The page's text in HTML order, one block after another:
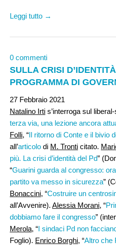
Leggi tutto →
0 commenti
SULLA CRISI
PROGRAMMA DI
27 Febbraio 2021
Natalino Irti s’interroga sul
terza via, una lezione ancora
Folli, “Il ritorno di Conte e il bivio
all’articolo di M. Tronti citato.
più. La crisi d’identità del Pd”
“Guarini guarda al congresso:
partito va messo in sicurezza”
Bonaccini, “Costruire un
all’Avvenire). Alessia Morani, “
dobbiamo fare il congresso”
Merola, “I sindaci Pd non
Foglio). Enrico Borghi, “Altro che